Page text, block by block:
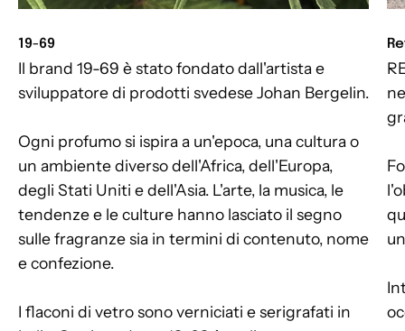
19-69
Il brand 19-69 è stato fondato dall'artista e
sviluppatore di prodotti svedese Johan Bergelin.
Ogni profumo si ispira a un'epoca, una cultura o
un ambiente diverso dell'Africa, dell'Europa,
degli Stati Uniti e dell'Asia. L'arte, la musica, le
tendenze e le culture hanno lasciato il segno
sulle fragranze sia in termini di contenuto, nome
e confezione.
I flaconi di vetro sono verniciati e serigrafati in